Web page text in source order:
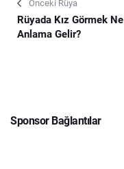
Önceki Rüya
Rüyada Kız Görmek Ne
Anlama Gelir?
Sponsor Bağlantılar